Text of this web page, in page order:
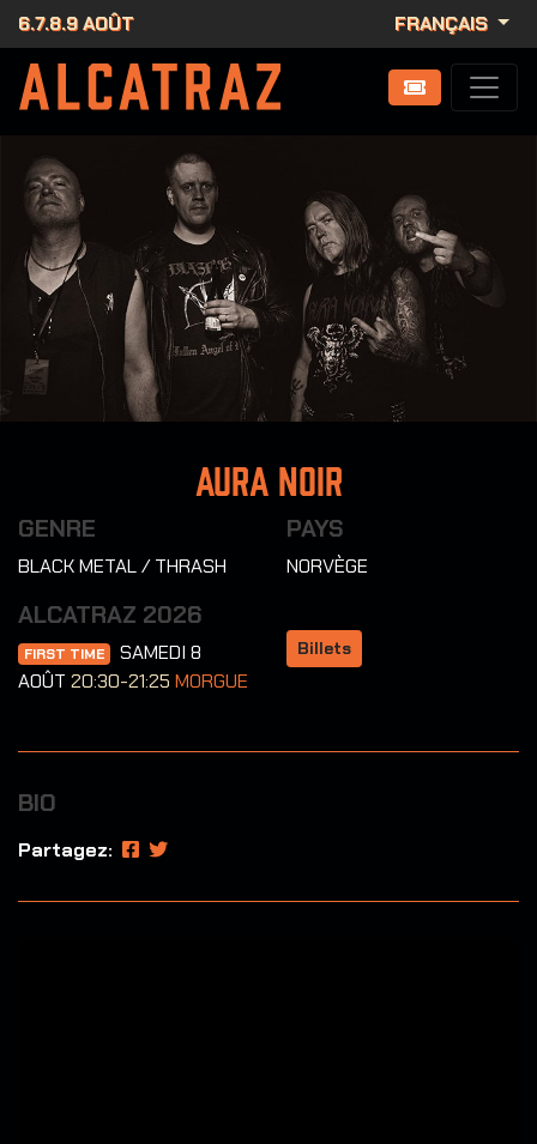
6.7.8.9 AOÛT FRANÇAIS
Aura Noir
GENRE
BLACK METAL / THRASH
PAYS
NORVÈGE
ALCATRAZ 2026
FIRST TIME
SAMEDI 8
AOÛT 20:30-21:25 MORGUE
Billets
BIO
Partagez: